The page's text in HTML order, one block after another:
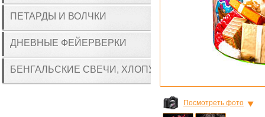
Посмотреть фото
ПЕТАРДЫ И ВОЛЧКИ
ДНЕВНЫЕ ФЕЙЕРВЕРКИ
БЕНГАЛЬСКИЕ СВЕЧИ, ХЛОПУШКИ